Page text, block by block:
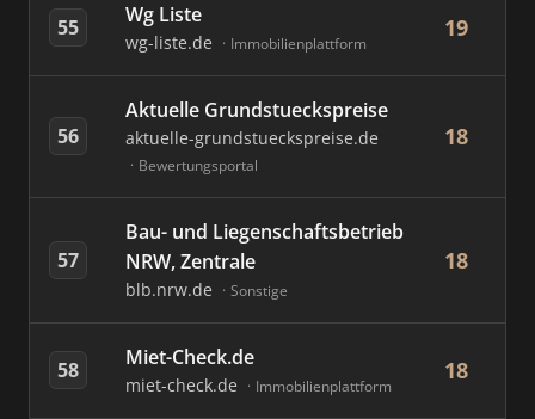
55 Wg Liste
wg-liste.de Immobilienplattform
19
56
Aktuelle Grundstueckspreise
aktuelle-grundstueckspreise.de
Bewertungsportal
18
57
Bau- und Liegenschaftsbetrieb
NRW, Zentrale
blb.nrw.de Sonstige
18
58 Miet-Check.de
miet-check.de Immobilienplattform
18